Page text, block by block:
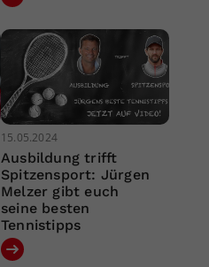
15.05.2024
Ausbildung trifft
Spitzensport: Jürgen
Melzer gibt euch
seine besten
Tennistipps